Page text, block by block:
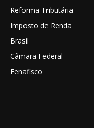
Reforma Tributária
Imposto de Renda
Brasil
Câmara Federal
Fenafisco